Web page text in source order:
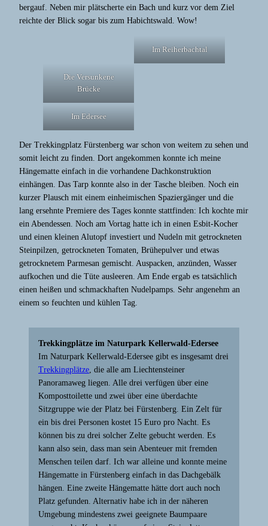
bergauf. Neben mir plätscherte ein Bach und kurz vor dem Ziel
reichte der Blick sogar bis zum Habichtswald. Wow!
Im Reiherbachtal
Die Versunkene
Brücke
Im Edersee
Der Trekkingplatz Fürstenberg war schon von weitem zu sehen und
somit leicht zu finden. Dort angekommen konnte ich meine
Hängematte einfach in die vorhandene Dachkonstruktion
einhängen. Das Tarp konnte also in der Tasche bleiben. Noch ein
kurzer Plausch mit einem einheimischen Spaziergänger und die
lang ersehnte Premiere des Tages konnte stattfinden: Ich kochte mir
ein Abendessen. Noch am Vortag hatte ich in einen Esbit-Kocher
und einen kleinen Alutopf investiert und Nudeln mit getrockneten
Steinpilzen, getrockneten Tomaten, Brühepulver und etwas
getrocknetem Parmesan gemischt. Auspacken, anzünden, Wasser
aufkochen und die Tüte ausleeren. Am Ende ergab es tatsächlich
einen heißen und schmackhaften Nudelpamps. Sehr angenehm an
einem so feuchten und kühlen Tag.
Trekkingplätze im Naturpark Kellerwald-Edersee
Im Naturpark Kellerwald-Edersee gibt es insgesamt drei
Trekkingplätze, die alle am Liechtensteiner
Panoramaweg liegen. Alle drei verfügen über eine
Komposttoilette und zwei über eine überdachte
Sitzgruppe wie der Platz bei Fürstenberg. Ein Zelt für
ein bis drei Personen kostet 15 Euro pro Nacht. Es
können bis zu drei solcher Zelte gebucht werden. Es
kann also sein, dass man sein Abenteuer mit fremden
Menschen teilen darf. Ich war alleine und konnte meine
Hängematte in Fürstenberg einfach in das Dachgebälk
hängen. Eine zweite Hängematte hätte dort auch noch
Platz gefunden. Alternativ habe ich in der näheren
Umgebung mindestens zwei geeignete Baumpaare